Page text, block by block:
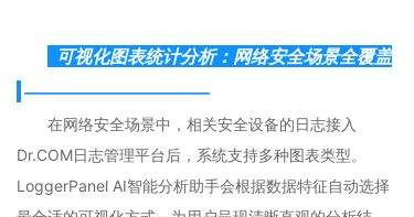
可视化图表统计分析：网络安全场景全覆盖
————————————
在网络安全场景中，相关安全设备的日志接入
Dr.COM日志管理平台后，系统支持多种图表类型。
LoggerPanel AI智能分析助手会根据数据特征自动选择